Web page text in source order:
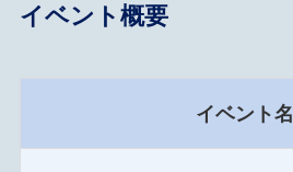
イベント概要
イベント名